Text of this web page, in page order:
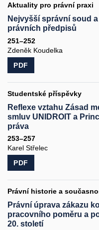
Aktuality pro právní praxi
Nejvyšší správní soud
právních předpisů
251–252
Zdeněk Koudelka
PDF
Studentské příspěvky
Reflexe vztahu Zásad
smluv UNIDROIT a
práva
253–257
Karel Střelec
PDF
Právní historie a
Právní úprava zákazu
pracovního poměru a
20. století